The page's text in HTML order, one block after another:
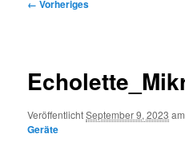
← Vorheriges
VeröffentlichtSeptember 9, 2023
Geräte